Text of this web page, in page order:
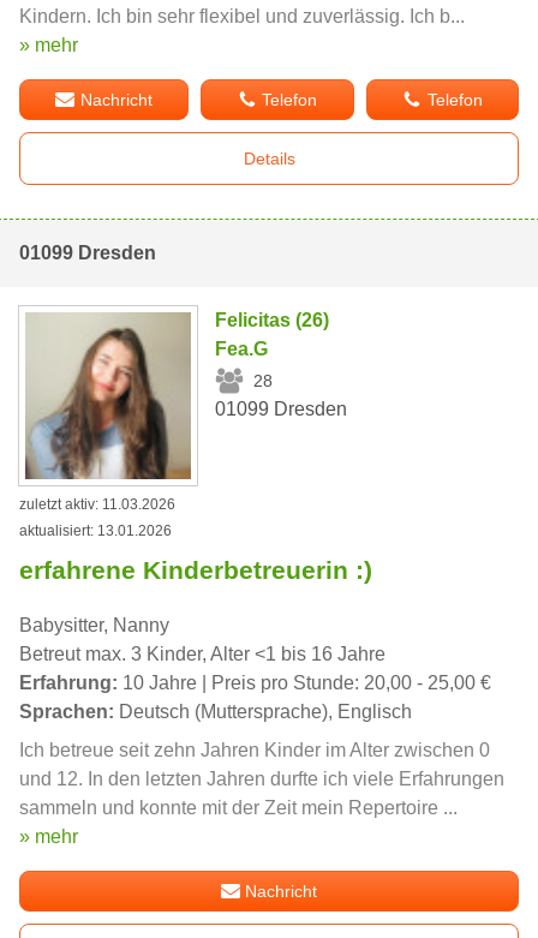
Kindern. Ich bin sehr flexibel und zuverlässig. Ich b...
» mehr
Nachricht Telefon Telefon
Details
01099 Dresden
Felicitas (26)
Fea.G
28
01099 Dresden
zuletzt aktiv: 11.03.2026
aktualisiert: 13.01.2026
erfahrene Kinderbetreuerin :)
Babysitter, Nanny
Betreut max. 3 Kinder, Alter <1 bis 16 Jahre
Erfahrung: 10 Jahre | Preis pro Stunde: 20,00 - 25,00 €
Sprachen: Deutsch (Muttersprache), Englisch
Ich betreue seit zehn Jahren Kinder im Alter zwischen 0
und 12. In den letzten Jahren durfte ich viele Erfahrungen
sammeln und konnte mit der Zeit mein Repertoire ...
» mehr
Nachricht